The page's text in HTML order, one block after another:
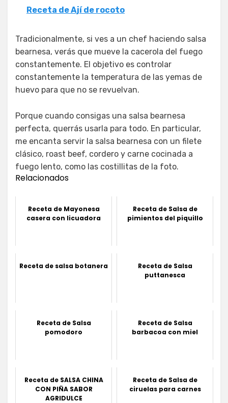
Receta de Ají de rocoto
Tradicionalmente, si ves a un chef haciendo salsa
bearnesa, verás que mueve la cacerola del fuego
constantemente. El objetivo es controlar
constantemente la temperatura de las yemas de
huevo para que no se revuelvan.
Porque cuando consigas una salsa bearnesa
perfecta, querrás usarla para todo. En particular,
me encanta servir la salsa bearnesa con un filete
clásico, roast beef, cordero y carne cocinada a
fuego lento, como las costillitas de la foto.
Relacionados
Receta de Mayonesa
casera con licuadora
Receta de Salsa de
pimientos del piquillo
Receta de salsa botanera
Receta de Salsa
puttanesca
Receta de Salsa
pomodoro
Receta de Salsa
barbacoa con miel
Receta de SALSA CHINA
CON PIÑA SABOR
AGRIDULCE
Receta de Salsa de
ciruelas para carnes